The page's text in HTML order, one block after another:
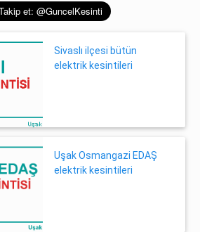
Sivaslı ilçesi bütün
elektrik kesintileri
Uşak Osmangazi EDAŞ
elektrik kesintileri